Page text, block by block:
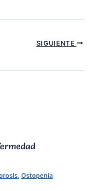
SIGUIENTE
, Ostopenia